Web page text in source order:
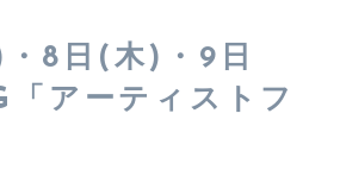
8日(木)・9日
アーティストフ